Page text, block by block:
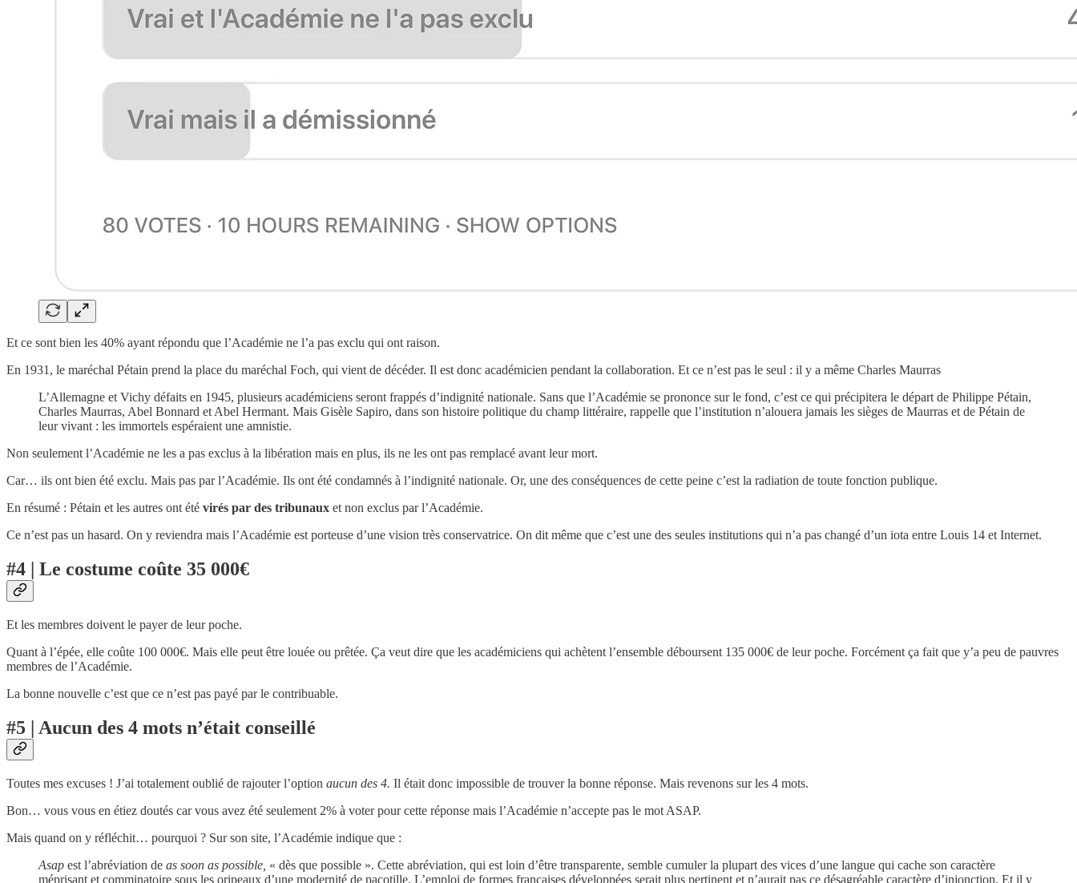
Et ce sont bien les 40% ayant répondu que l’Académie ne l’a pas exclu qui ont raison.
En 1931, le maréchal Pétain prend la place du maréchal Foch, qui vient de décéder. Il est donc académicien pendant la collaboration. Et ce n’est pas le seul : il y a même Charles Maurras
L’Allemagne et Vichy défaits en 1945, plusieurs académiciens seront frappés d’indignité nationale. Sans que l’Académie se prononce sur le fond, c’est ce qui précipitera le départ de Philippe Pétain,
Charles Maurras, Abel Bonnard et Abel Hermant. Mais Gisèle Sapiro, dans son histoire politique du champ littéraire, rappelle que l’institution n’alouera jamais les sièges de Maurras et de Pétain de
leur vivant : les immortels espéraient une amnistie.
Non seulement l’Académie ne les a pas exclus à la libération mais en plus, ils ne les ont pas remplacé avant leur mort.
Car… ils ont bien été exclu. Mais pas par l’Académie. Ils ont été condamnés à l’indignité nationale. Or, une des conséquences de cette peine c’est la radiation de toute fonction publique.
En résumé : Pétain et les autres ont été virés par des tribunaux et non exclus par l’Académie.
Ce n’est pas un hasard. On y reviendra mais l’Académie est porteuse d’une vision très conservatrice. On dit même que c’est une des seules institutions qui n’a pas changé d’un iota entre Louis 14 et Internet.
#4 | Le costume coûte 35 000€
Et les membres doivent le payer de leur poche.
Quant à l’épée, elle coûte 100 000€. Mais elle peut être louée ou prêtée. Ça veut dire que les académiciens qui achètent l’ensemble déboursent 135 000€ de leur poche. Forcément ça fait que y’a peu de pauvres
membres de l’Académie.
La bonne nouvelle c’est que ce n’est pas payé par le contribuable.
#5 | Aucun des 4 mots n’était conseillé
Toutes mes excuses ! J’ai totalement oublié de rajouter l’option aucun des 4. Il était donc impossible de trouver la bonne réponse. Mais revenons sur les 4 mots.
Bon… vous vous en étiez doutés car vous avez été seulement 2% à voter pour cette réponse mais l’Académie n’accepte pas le mot ASAP.
Mais quand on y réfléchit… pourquoi ? Sur son site, l’Académie indique que :
Asap est l’abréviation de as soon as possible, « dès que possible ». Cette abréviation, qui est loin d’être transparente, semble cumuler la plupart des vices d’une langue qui cache son caractère
méprisant et comminatoire sous les oripeaux d’une modernité de pacotille. L’emploi de formes françaises développées serait plus pertinent et n’aurait pas ce désagréable caractère d’injonction. Et il y